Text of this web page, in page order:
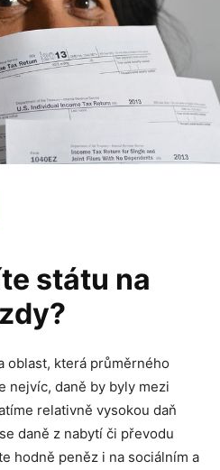
státu na
oblast, která průměrného
nejvíc, daně by byly mezi
relativně vysokou daň
daně z nabytí či převodu
hodně peněz i na sociálním a